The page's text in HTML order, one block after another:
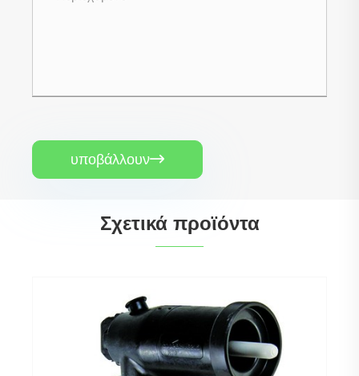
υποβάλλουν
Σχετικά προϊόντα